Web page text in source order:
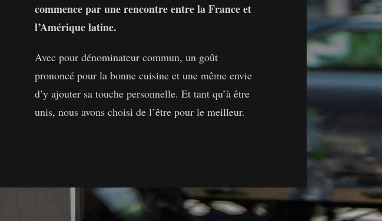
commence par une rencontre entre la France et
l’Amérique latine.
Avec pour dénominateur commun, un goût
prononcé pour la bonne cuisine et une même envie
d’y ajouter sa touche personnelle. Et tant qu’à être
unis, nous avons choisi de l’être pour le meilleur.